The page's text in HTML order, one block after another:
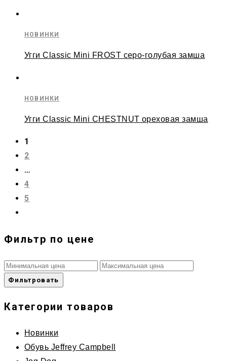
НОВИНКИ
Угги Classic Mini FROST серо-голубая замша
НОВИНКИ
Угги Classic Mini CHESTNUT ореховая замша
1
2
…
4
5
Фильтр по цене
Фильтровать
Категории товаров
Новинки
Обувь Jeffrey Campbell